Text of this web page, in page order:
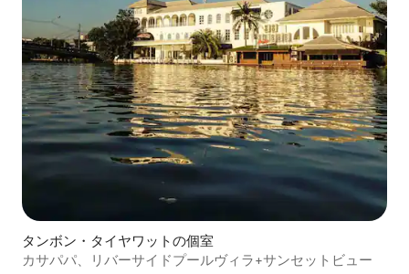
タンボン・タイヤワットの個室
カサパパ、リバーサイドプールヴィラ+サンセットビュー